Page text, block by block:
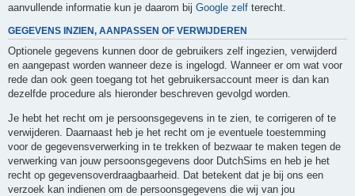
aanvullende informatie kun je daarom bij Google zelf terecht.
GEGEVENS INZIEN, AANPASSEN OF VERWIJDEREN
Optionele gegevens kunnen door de gebruikers zelf ingezien, verwijderd
en aangepast worden wanneer deze is ingelogd. Wanneer er om wat voor
rede dan ook geen toegang tot het gebruikersaccount meer is dan kan
dezelfde procedure als hieronder beschreven gevolgd worden.
Je hebt het recht om je persoonsgegevens in te zien, te corrigeren of te
verwijderen. Daarnaast heb je het recht om je eventuele toestemming
voor de gegevensverwerking in te trekken of bezwaar te maken tegen de
verwerking van jouw persoonsgegevens door DutchSims en heb je het
recht op gegevensoverdraagbaarheid. Dat betekent dat je bij ons een
verzoek kan indienen om de persoonsgegevens die wij van jou